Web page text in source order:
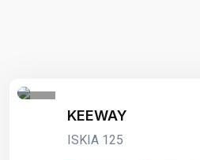
KEEWAY
ISKIA 125